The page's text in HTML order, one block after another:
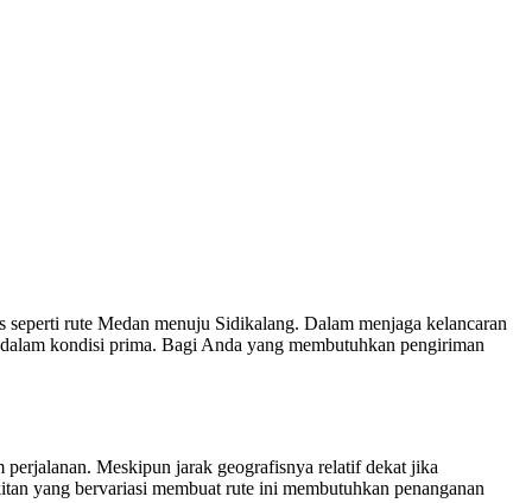
rute Medan menuju Sidikalang. Dalam menjaga kelancaran
kondisi prima. Bagi Anda yang membutuhkan pengiriman
Meskipun jarak geografisnya relatif dekat jika
yang bervariasi membuat rute ini membutuhkan penanganan